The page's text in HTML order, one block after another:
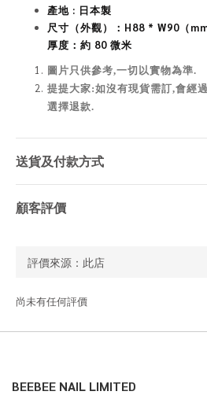
產地 : 日本製
尺寸（外觀）：H88 * W90（
厚度：約 80 微米
圖片只供參考,一切以實物為準.
提提大家:如沒有現貨需訂,會經
選擇退款.
送貨及付款方式
顧客評價
尚未有任何評價
BEEBEE NAIL LIMITED